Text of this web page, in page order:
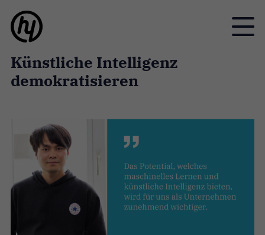
Toggle
Künstliche Intelligenz
demokratisieren